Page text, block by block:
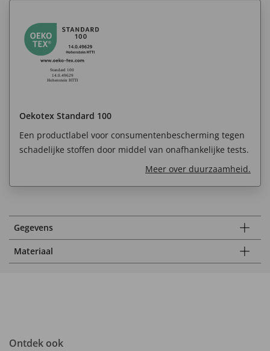
Oekotex Standard 100
Een productlabel voor consumentenbescherming tegen
schadelijke stoffen door middel van onafhankelijke tests.
Meer over duurzaamheid.
Gegevens
Materiaal
Ontdek ook